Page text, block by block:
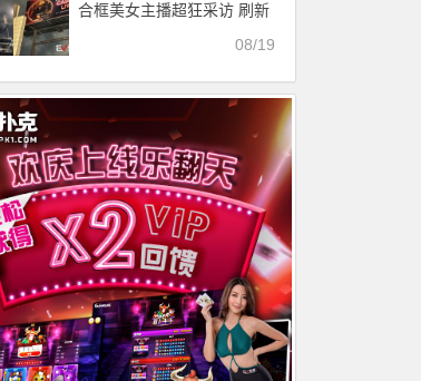
合框美女主播超狂采访 刷新
08/19